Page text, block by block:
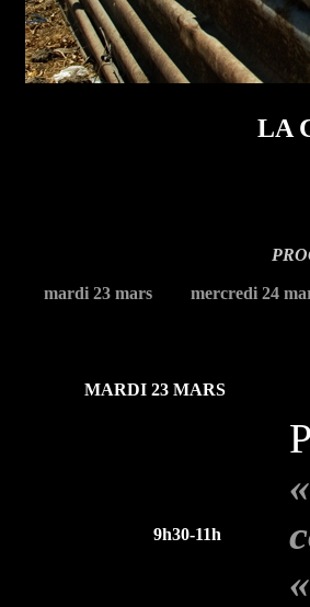
LA
mardi 23 mars mercredi 24
MARDI 23 MARS
9h30-11h